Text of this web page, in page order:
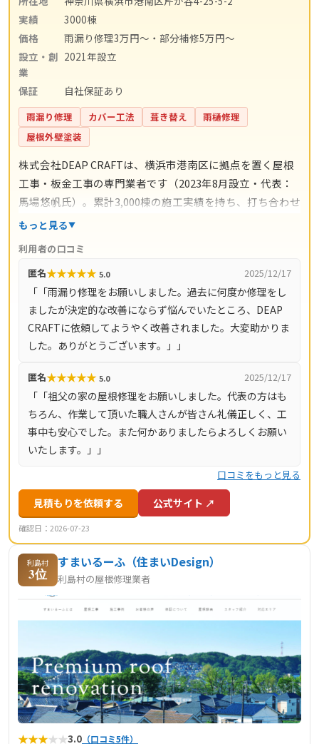
実績
3000棟
価格
雨漏り修理3万円〜・部分補修5万円〜
設立・創
業
2021年設立
保証 自社保証あり
雨漏り修理 カバー工法 葺き替え
雨樋修理
屋根外壁塗装
株式会社DEAP CRAFTは、横浜市港南区に拠点を置く屋根
工事・板金工事の専門業者です（2023年8月設立・代表：
馬場悠帆氏）。累計3,000棟の施工実績を持ち、打ち合わせ
からアフターサポートまで自社スタッフが一貫対応。仲介
の目安は雨漏り修理3万円〜、屋根の部分補修5万円〜、棟
板金交換10万円〜、屋根カバー工法80万円〜、葺き替え
100万円〜。現地調査・お見積り・ご相談は無料で、最短
即日対応も可能です（営業時間8時〜18時・月〜土）。対
応エリアは神奈川県全域（33市町村）と東京都全域（23
区・多摩地域）です。
もっと見る
利用者の口コミ
匿名★★★★★ 5.0 2025/12/17
「「雨漏り修理をお願いしました。過去に何度か修理をし
ましたが決定的な改善にならず悩んでいたところ、DEAP
CRAFTに依頼してようやく改善されました。大変助かりま
した。ありがとうございます。」」
匿名★★★★★ 5.0 2025/12/17
「「祖父の家の屋根修理をお願いしました。代表の方はも
ちろん、作業して頂いた職人さんが皆さん礼儀正しく、工
事中も安心でした。また何かありましたらよろしくお願い
いたします。」」
口コミをもっと見る
見積もりを依頼する 公式サイト ↗
確認日：2026-07-23
利島村
3位
すまいるーふ（住まいDesign）
利島村の屋根修理業者
★★★★★3.0 （口コミ5件）